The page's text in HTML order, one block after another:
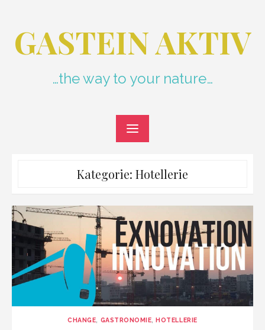
contentGASTEIN AKTIV
…the way to your nature…
Kategorie: Hotellerie
CHANGE, GASTRONOMIE,HOTELLERIE